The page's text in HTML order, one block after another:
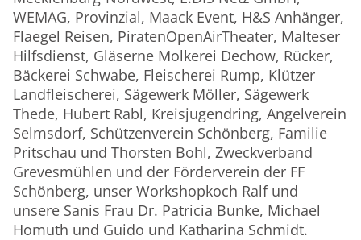
WEMAG, Provinzial, Maack Event, H&S Anhänger,
Flaegel Reisen, PiratenOpenAirTheater, Malteser
Hilfsdienst, Gläserne Molkerei Dechow, Rücker,
Bäckerei Schwabe, Fleischerei Rump, Klützer
Landfleischerei, Sägewerk Möller, Sägewerk
Thede, Hubert Rabl, Kreisjugendring, Angelverein
Selmsdorf, Schützenverein Schönberg, Familie
Pritschau und Thorsten Bohl, Zweckverband
Grevesmühlen und der Förderverein der FF
Schönberg, unser Workshopkoch Ralf und
unsere Sanis Frau Dr. Patricia Bunke, Michael
Homuth und Guido und Katharina Schmidt.